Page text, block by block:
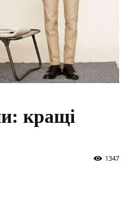
кращі
1347